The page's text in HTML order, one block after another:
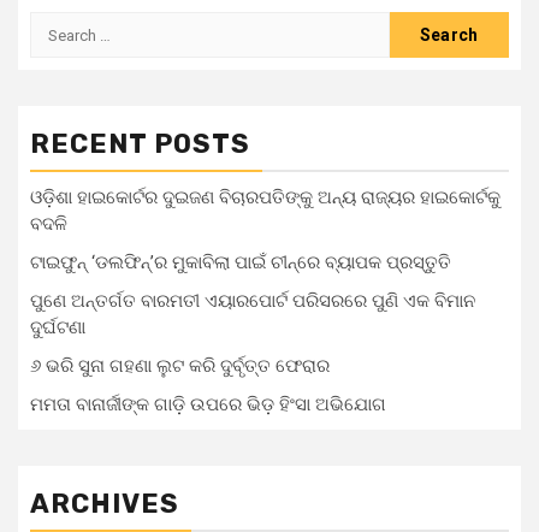
RECENT POSTS
ଓଡ଼ିଶା ହାଇକୋର୍ଟର ଦୁଇଜଣ ବିଚାରପତିଙ୍କୁ ଅନ୍ୟ ରାଜ୍ୟର ହାଇକୋର୍ଟକୁ
ବଦଳି
ଟାଇଫୁନ୍ ‘ଡଲଫିନ୍’ର ମୁକାବିଲା ପାଇଁ ଚୀନ୍‌ରେ ବ୍ୟାପକ ପ୍ରସ୍ତୁତି
ପୁଣେ ଅନ୍ତର୍ଗତ ବାରମତୀ ଏୟାରପୋର୍ଟ ପରିସରରେ ପୁଣି ଏକ ବିମାନ
ଦୁର୍ଘଟଣା
୬ ଭରି ସୁନା ଗହଣା ଲୁଟ କରି ଦୁର୍ବୃତ୍ତ ଫେରାର
ମମତା ବାନାର୍ଜୀଙ୍କ ଗାଡ଼ି ଉପରେ ଭିଡ଼ ହିଂସା ଅଭିଯୋଗ
ARCHIVES